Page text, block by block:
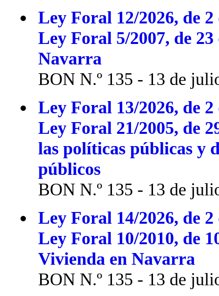
Ley Foral 12/2026, de
Ley Foral 5/2007, de
Navarra
BON N.º 135 - 13 de
Ley Foral 13/2026, de
Ley Foral 21/2005, de
las políticas públicas y
públicos
BON N.º 135 - 13 de
Ley Foral 14/2026, de
Ley Foral 10/2010, de
Vivienda en Navarra
BON N.º 135 - 13 de